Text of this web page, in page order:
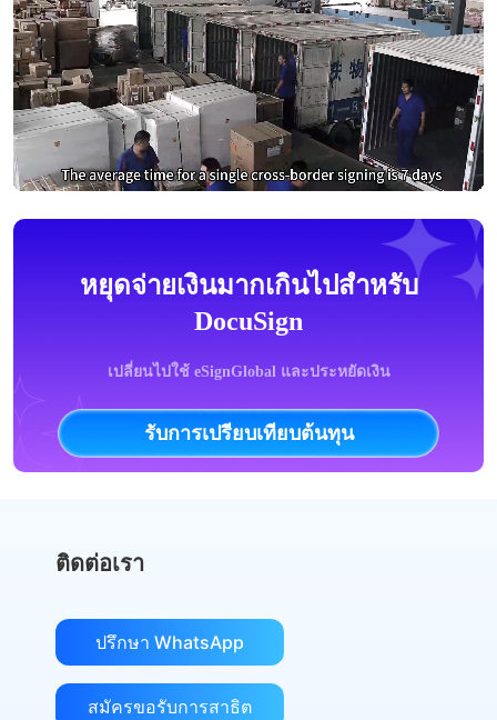
หยุดจ่ายเงินมากเกินไปสำหรับ
DocuSign
เปลี่ยนไปใช้ eSignGlobal และประหยัดเงิน
รับการเปรียบเทียบต้นทุน
ติดต่อเรา
ปรึกษา WhatsApp
สมัครขอรับการสาธิต